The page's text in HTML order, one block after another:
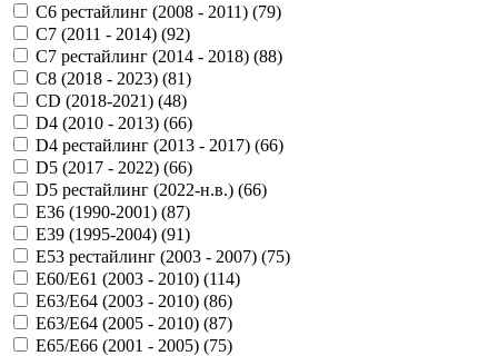
C6 рестайлинг (2008 - 2011) (79)
C7 (2011 - 2014) (92)
C7 рестайлинг (2014 - 2018) (88)
C8 (2018 - 2023) (81)
CD (2018-2021) (48)
D4 (2010 - 2013) (66)
D4 рестайлинг (2013 - 2017) (66)
D5 (2017 - 2022) (66)
D5 рестайлинг (2022-н.в.) (66)
E36 (1990-2001) (87)
E39 (1995-2004) (91)
E53 рестайлинг (2003 - 2007) (75)
E60/E61 (2003 - 2010) (114)
E63/E64 (2003 - 2010) (86)
E63/E64 (2005 - 2010) (87)
E65/E66 (2001 - 2005) (75)